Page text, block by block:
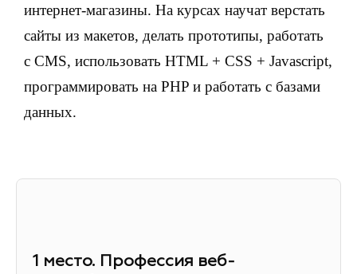
интернет-магазины. На курсах научат верстать
сайты из макетов, делать прототипы, работать
с CMS, использовать HTML + CSS + Javascript,
программировать на PHP и работать с базами
данных.
1 место. Профессия веб-